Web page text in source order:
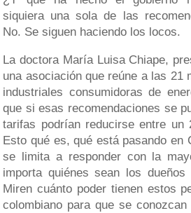
siquiera una sola de las
No. Se siguen haciendo los locos.
La doctora María Luisa Chiape,
una asociación que reúne a las 21
industriales consumidoras de
que si esas recomendaciones se
tarifas podrían reducirse entre
Esto qué es, qué está pasando en
se limita a responder con la
importa quiénes sean los
Miren cuánto poder tienen estos
colombiano para que se